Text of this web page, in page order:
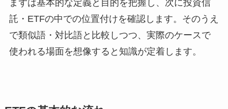
まずは基本的な定義と目的を把握し、次に投資信
託・ETFの中での位置付けを確認します。そのうえ
で類似語・対比語と比較しつつ、実際のケースで
使われる場面を想像すると知識が定着します。